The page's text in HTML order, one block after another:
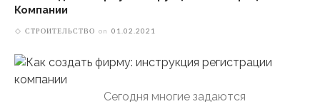
Компании
СТРОИТЕЛЬСТВО on 01.02.2021
Сегодня многие задаются